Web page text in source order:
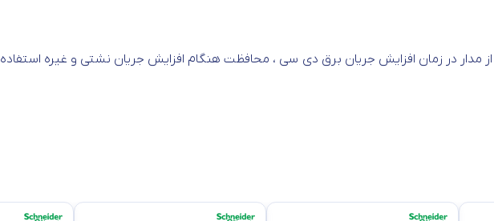
مدار در زمان افزایش جریان برق دی سی ، محافظت هنگام افزایش جریان نشتی و غیره